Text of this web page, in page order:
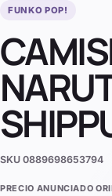
FUNKO POP!
SKU 0889698653794
PRECIO ANUNCIADO